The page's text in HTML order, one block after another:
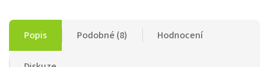
Popis Podobné (8) Hodnocení